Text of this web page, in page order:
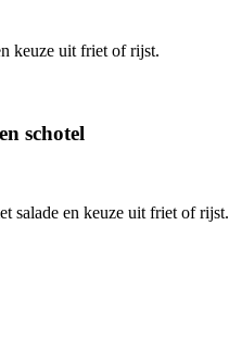
keuze uit friet of rijst.
schotel
salade en keuze uit friet of rijst.